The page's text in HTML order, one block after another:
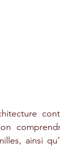
ainsi